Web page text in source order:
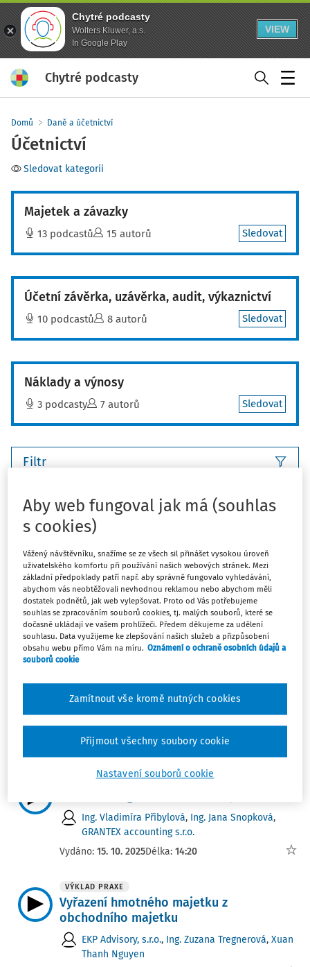
Chytré podcasty
Wolters Kluwer, a.s.
In Google Play
VIEW
Chytré podcasty
Domů Daně a účetnictví
Účetnictví
Sledovat kategorii
Majetek a závazky
13 podcastů 15 autorů Sledovat
Účetní závěrka, uzávěrka, audit, výkaznictví
10 podcastů 8 autorů Sledovat
Náklady a výnosy
3 podcasty 7 autorů Sledovat
Filtr
Počet vyhledaných dokumentů: 27
Řadit podle Nejnovější
JUDIKATURA
Nezveřejnění účetní závěrky ve sbírce
listin
Ing. Petra Jerie
Vydáno:25. 4. 2026Délka:05:49
Technické zhodnocení versus oprava
Hamáček
Vydáno:12. 3. 2026Délka:05:17
NOVELIZACE
Ing. Vladimíra Přibylová, Ing. Jana Snopková,
GRANTEX accounting s.r.o.
Vydáno: 15. 10. 2025Délka: 14:20
VÝKLAD PRAXE
Vyřazení hmotného majetku z
obchodního majetku
EKP Advisory, s.r.o., Ing. Zuzana Tregnerová, Xuan
Thanh Nguyen
Aby web fungoval jak má (souhlas
s cookies)
Vážený návštěvníku, snažíme se ze všech sil přinášet vysokou úroveň
uživatelského komfortu při používání našich webových stránek. Mezi
základní předpoklady patří např. aby správně fungovalo vyhledávání,
abychom vás neobtěžovali nevhodnou reklamou nebo abychom měli
dostatek podnětů, jak web vylepšovat. Proto od Vás potřebujeme
souhlas se zpracováním souborů cookies, tj. malých souborů, které se
dočasně ukládají ve vašem prohlížeči. Předem děkujeme za udělení
souhlasu. Data využijeme ke zlepšování našich služeb a přizpůsobení
obsahu webu přímo Vám na míru. Oznámení o ochraně osobních údajů a
souborů cookie
Nastavení souborů cookie
Zamítnout vše kromě nutných cookies
Přijmout všechny soubory cookie